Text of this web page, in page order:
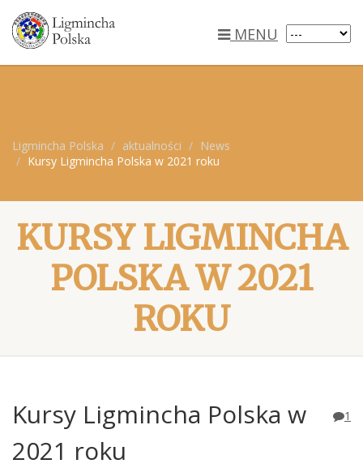
MENU
Ligmincha Polska aktualności
News
Kursy Ligmincha Polska w 2021 roku
KURSY LIGMINCHA
POLSKA W 2021
ROKU
1
Kursy Ligmincha Polska w
2021 roku